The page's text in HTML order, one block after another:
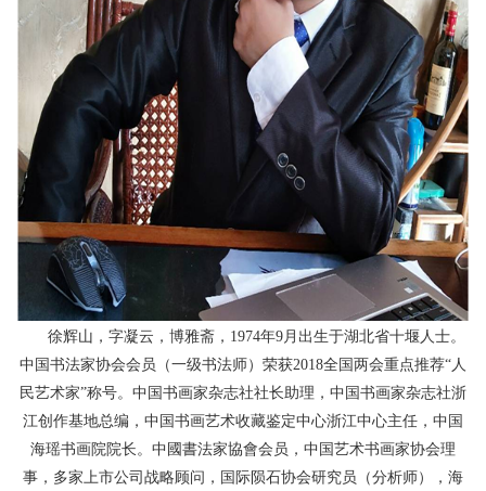
徐辉山，字凝云，博雅斋，1974年9月出生于湖北省十堰人士。
中国书法家协会会员（一级书法师）荣获2018全国两会重点推荐“人
民艺术家”称号。中国书画家杂志社社长助理，中国书画家杂志社浙
江创作基地总编，中国书画艺术收藏鉴定中心浙江中心主任，中国
海瑶书画院院长。中國書法家協會会员，中国艺术书画家协会理
事，多家上市公司战略顾问，国际陨石协会研究员（分析师），海